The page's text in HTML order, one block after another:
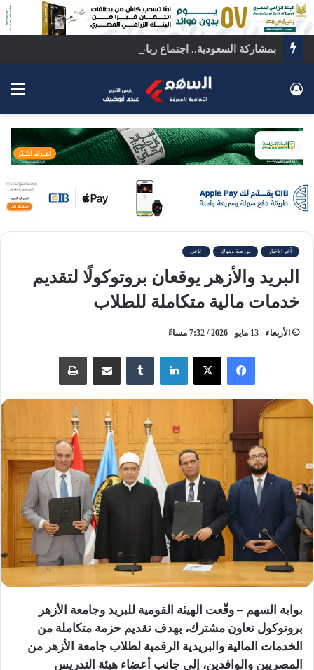
آخر الأخبار بورصة وبنوك عاجل
البريد والأزهر يوقعان بروتوكولًا لتقديم
خدمات مالية متكاملة للطلاب
الأربعاء - 13 مايو - 2026 / 7:32 مساءً
لينكدإن مشاركة عبر البريد طباعة
بوابة السهم – وقّعت الهيئة القومية للبريد وجامعة الأزهر
بروتوكول تعاون مشترك، بهدف تقديم حزمة متكاملة من
الخدمات المالية والبريدية الرقمية لطلاب جامعة الأزهر من
المصريين والوافدين، إلى جانب أعضاء هيئة التدريس